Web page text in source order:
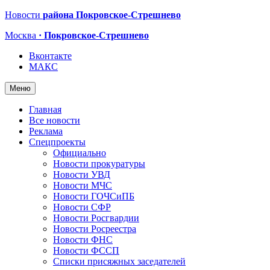
Новости района Покровское-Стрешнево
Москва · Покровское-Стрешнево
Вконтакте
МАКС
Меню
Главная
Все новости
Реклама
Спецпроекты
Официально
Новости прокуратуры
Новости УВД
Новости МЧС
Новости ГОЧСиПБ
Новости СФР
Новости Росгвардии
Новости Росреестра
Новости ФНС
Новости ФССП
Списки присяжных заседателей